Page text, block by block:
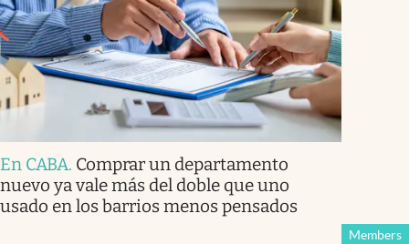
En CABA. Comprar un departamento
nuevo ya vale más del doble que uno
usado en los barrios menos pensados
Members